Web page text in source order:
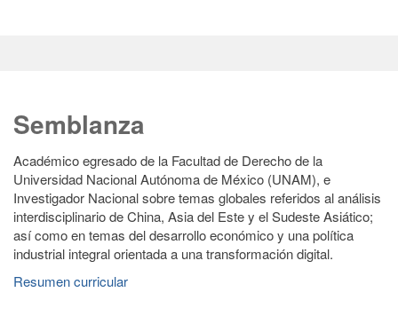
Semblanza
Académico egresado de la Facultad de Derecho de la
Universidad Nacional Autónoma de México (UNAM), e
Investigador Nacional sobre temas globales referidos al análisis
interdisciplinario de China, Asia del Este y el Sudeste Asiático;
así como en temas del desarrollo económico y una política
industrial integral orientada a una transformación digital.
Resumen curricular